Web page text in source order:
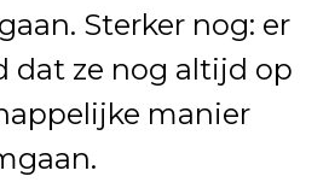
Sterker nog: er
dat ze nog altijd op
manier